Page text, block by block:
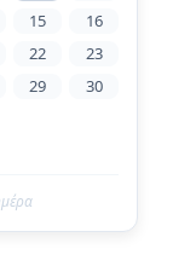
15
16
22
23
29
30